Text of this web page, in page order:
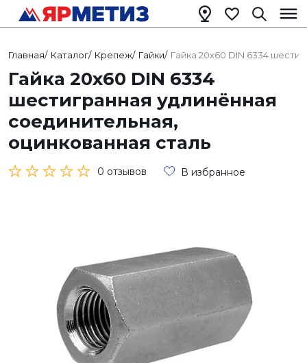
Главная/ Каталог/ Крепеж/ Гайки/ Гайка 20х60 DIN 6334
Гайка 20х60 DIN 6334
шестигранная удлинённая
соединительная,
оцинкованная сталь
0 отзывов В избранное